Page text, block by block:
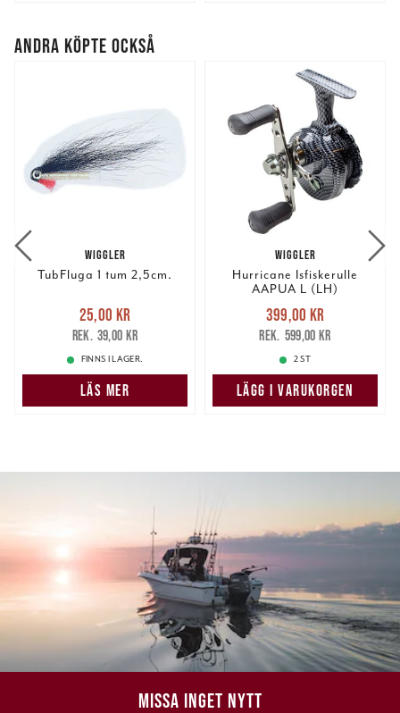
ANDRA KÖPTE OCKSÅ
WIGGLER
TubFluga 1 tum 2,5cm.
Nuvarande pris
25,00 krTidigare pris
39,00 kr
25,00 kr
39,00 kr
FINNS I LAGER.
LÄS MER
WIGGLER
Hurricane Isfiskerulle
AAPUA L (LH)
Nuvarande pris
399,00 krTidigare pris
599,00 kr
399,00 kr
599,00 kr
2 ST
LÄGG I VARUKORGEN
MISSA INGET NYTT